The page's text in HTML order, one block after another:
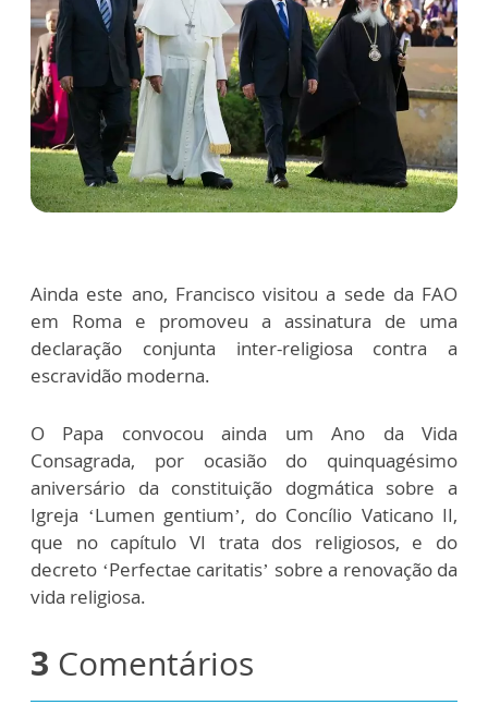
Ainda este ano, Francisco visitou a sede da FAO
em Roma e promoveu a assinatura de uma
declaração conjunta inter-religiosa contra a
escravidão moderna.
O Papa convocou ainda um Ano da Vida
Consagrada, por ocasião do quinquagésimo
aniversário da constituição dogmática sobre a
Igreja ‘Lumen gentium’, do Concílio Vaticano II,
que no capítulo VI trata dos religiosos, e do
decreto ‘Perfectae caritatis’ sobre a renovação da
vida religiosa.
3 Comentários